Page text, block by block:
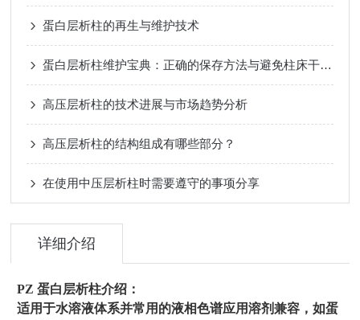
蛋白层析柱的再生与维护技术
蛋白层析柱维护宝典：正确的保存方法与避免柱床干涸的关键要点
高压层析柱的技术进展与市场趋势分析
高压层析柱的结构组成有哪些部分？
在使用中压层析柱时需要遵守的事项分享
详细介绍
PZ 蛋白层析柱介绍：
适用于水溶液体系并常用的液相色谱应用溶剂兼容，如蛋